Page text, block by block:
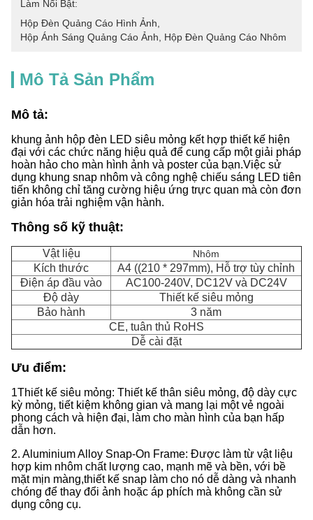
Làm Nổi Bật:
Hộp Đèn Quảng Cáo Hình Ảnh
Hộp Ánh Sáng Quảng Cáo Ảnh
Hộp Đèn Quảng Cáo Nhôm
Mô Tả Sản Phẩm
Mô tả:
khung ảnh hộp đèn LED siêu mỏng kết hợp thiết kế hiện
đại với các chức năng hiệu quả để cung cấp một giải pháp
hoàn hảo cho màn hình ảnh và poster của bạn.Việc sử
dụng khung snap nhôm và công nghệ chiếu sáng LED tiên
tiến không chỉ tăng cường hiệu ứng trực quan mà còn đơn
giản hóa trải nghiệm vận hành.
Thông số kỹ thuật:
Vật liệu Nhôm
Kích thước
A4 ((210 * 297mm), Hỗ trợ tùy chỉnh
Điện áp đầu vào
AC100-240V, DC12V và DC24V
Độ dày
Thiết kế siêu mỏng
Bảo hành
3 năm
CE, tuân thủ RoHS
Dễ cài đặt
Ưu điểm:
1Thiết kế siêu mỏng: Thiết kế thân siêu mỏng, độ dày cực
kỳ mỏng, tiết kiệm không gian và mang lại một vẻ ngoài
phong cách và hiện đại, làm cho màn hình của bạn hấp
dẫn hơn.
2. Aluminium Alloy Snap-On Frame: Được làm từ vật liệu
hợp kim nhôm chất lượng cao, mạnh mẽ và bền, với bề
mặt mịn màng,thiết kế snap làm cho nó dễ dàng và nhanh
chóng để thay đổi ảnh hoặc áp phích mà không cần sử
dụng công cụ.